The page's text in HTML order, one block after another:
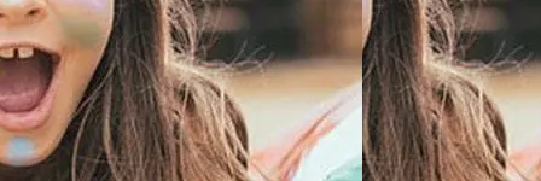
mnie wydarzenia z tego
Śląsk
Kraków